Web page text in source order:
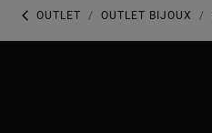
OUTLET OUTLET BIJOUX